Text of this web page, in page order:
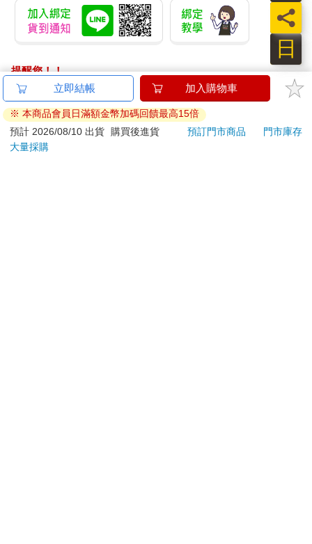
提醒您！！
金石堂及銀行均不會請您操作ATM! 如接獲電話要求您前往
ATM提款機，請不要聽從指示，以免受騙上當！
退換貨須知：
**提醒您，鑑賞期不等於試用期，退回商品須為全新狀態**
立即結帳 加入購物車
※ 本商品會員日滿額金幣加碼回饋最高15倍
預計 2026/08/10 出貨
購買後進貨 預訂門市商品
門市庫存
大量採購
日
員